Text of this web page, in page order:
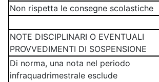
Non rispetta le consegne scolastiche
NOTE DISCIPLINARI O EVENTUALI
PROVVEDIMENTI DI SOSPENSIONE
Di norma, una nota nel periodo
infraquadrimestrale esclude